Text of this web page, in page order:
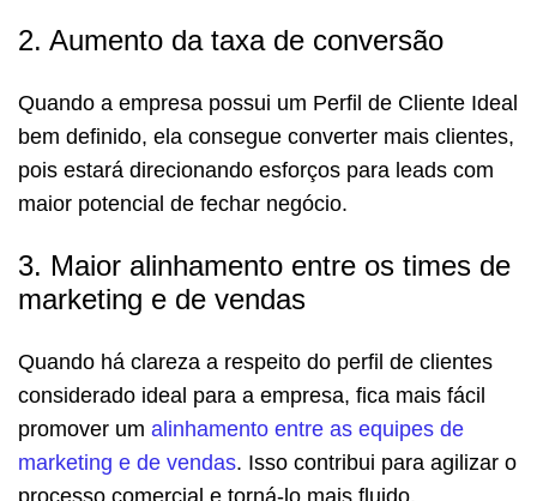
2. Aumento da taxa de conversão
Quando a empresa possui um Perfil de Cliente Ideal
bem definido, ela consegue converter mais clientes,
pois estará direcionando esforços para leads com
maior potencial de fechar negócio.
3. Maior alinhamento entre os times de
marketing e de vendas
Quando há clareza a respeito do perfil de clientes
considerado ideal para a empresa, fica mais fácil
promover um alinhamento entre as equipes de
marketing e de vendas. Isso contribui para agilizar o